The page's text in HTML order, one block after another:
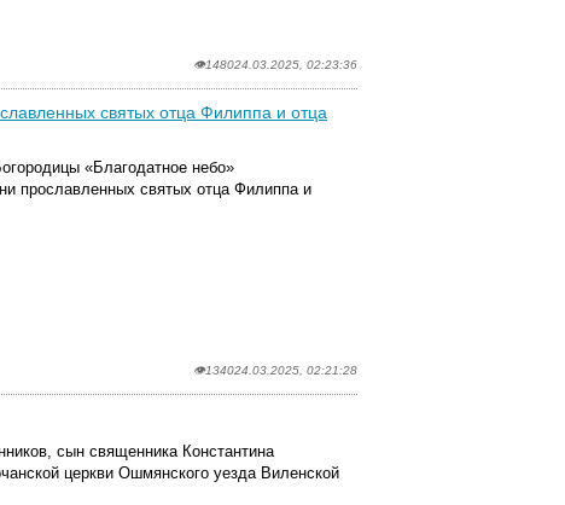
👁148024.03.2025, 02:23:36
святых отца Филиппа и отца
«Благодатное небо»
прославленных святых отца Филиппа и
👁134024.03.2025, 02:21:28
сын священника Константина
церкви Ошмянского уезда Виленской